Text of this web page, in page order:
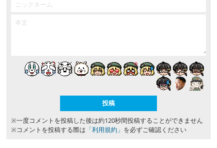
※一度コメントを投稿した後は約120秒間投稿することができません
※コメントを投稿する際は 「利用規約」 を必ずご確認ください